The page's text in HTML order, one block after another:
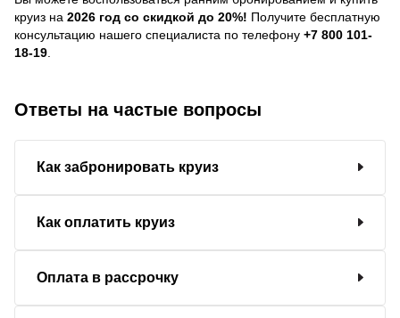
круиз на 2026 год со скидкой до 20%! Получите бесплатную
консультацию нашего специалиста по телефону +7 800 101-
18-19
Ответы на частые вопросы
Как забронировать круиз
Как оплатить круиз
Оплата в рассрочку